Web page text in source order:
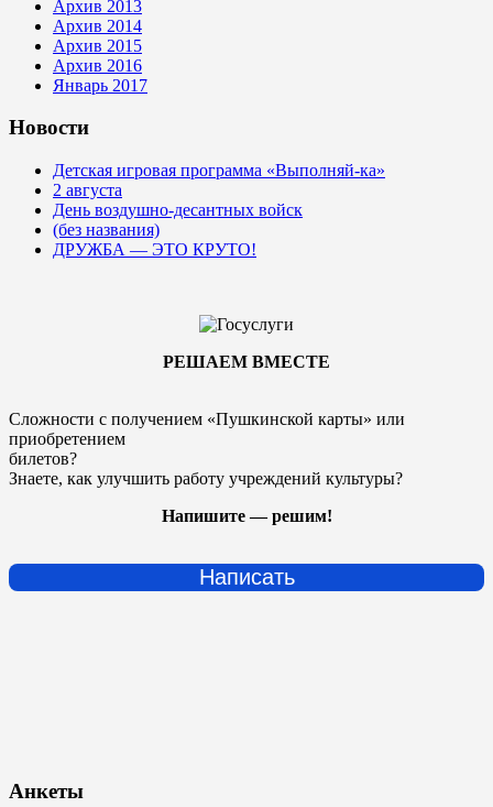
Архив 2013
Архив 2014
Архив 2015
Архив 2016
Январь 2017
Новости
Детская игровая программа «Выполняй-ка»
2 августа
День воздушно-десантных войск
(без названия)
ДРУЖБА — ЭТО КРУТО!
РЕШАЕМ ВМЕСТЕ
Сложности с получением «Пушкинской карты» или
приобретением
билетов?
Знаете, как улучшить работу учреждений культуры?
Напишите — решим!
Написать
Анкеты